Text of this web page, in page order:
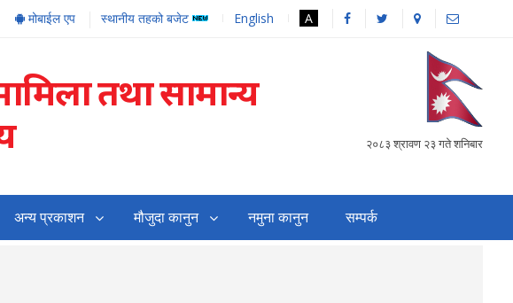
मोबाईल एप स्थानीय तहको बजेट English A
तथा सामान्य
२०८३ श्रावण २३ गते शनिबार
अन्य प्रकाशन मौजुदा कानुन नमुना कानुन सम्पर्क